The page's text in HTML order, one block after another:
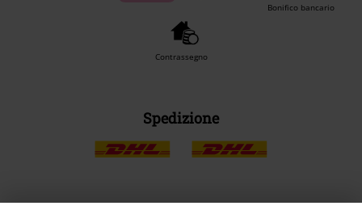
Bonifico bancario
Contrassegno
Spedizione